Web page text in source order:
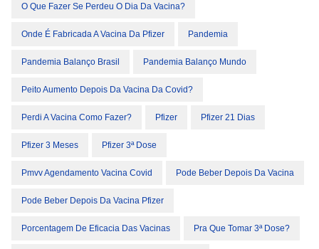
O Que Fazer Se Perdeu O Dia Da Vacina?
Onde É Fabricada A Vacina Da Pfizer Pandemia
Pandemia Balanço Brasil Pandemia Balanço Mundo
Peito Aumento Depois Da Vacina Da Covid?
Perdi A Vacina Como Fazer? Pfizer Pfizer 21 Dias
Pfizer 3 Meses Pfizer 3ª Dose
Pmvv Agendamento Vacina Covid Pode Beber Depois Da Vacina
Pode Beber Depois Da Vacina Pfizer
Porcentagem De Eficacia Das Vacinas Pra Que Tomar 3ª Dose?